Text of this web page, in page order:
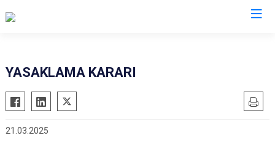
Aliağa
Balçova
Bayındır
YASAKLAMA KARARI
21.03.2025